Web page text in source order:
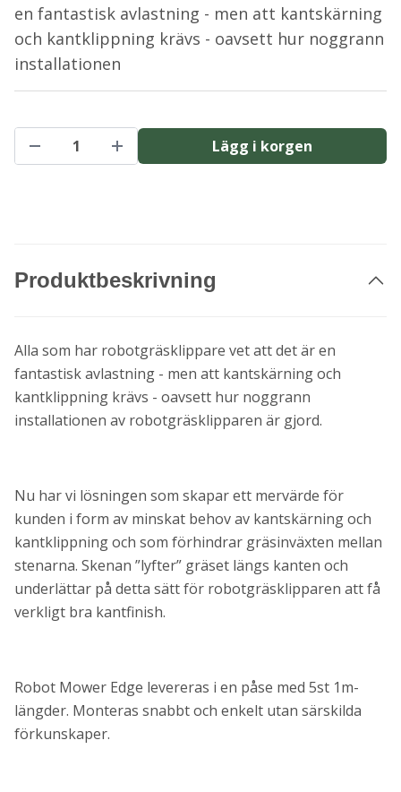
en fantastisk avlastning - men att kantskärning
och kantklippning krävs - oavsett hur noggrann
installationen
Lägg i korgen
Produktbeskrivning
Alla som har robotgräsklippare vet att det är en
fantastisk avlastning - men att kantskärning och
kantklippning krävs - oavsett hur noggrann
installationen av robotgräsklipparen är gjord.
Nu har vi lösningen som skapar ett mervärde för
kunden i form av minskat behov av kantskärning och
kantklippning och som förhindrar gräsinväxten mellan
stenarna. Skenan ”lyfter” gräset längs kanten och
underlättar på detta sätt för robotgräsklipparen att få
verkligt bra kantfinish.
Robot Mower Edge levereras i en påse med 5st 1m-
längder. Monteras snabbt och enkelt utan särskilda
förkunskaper.